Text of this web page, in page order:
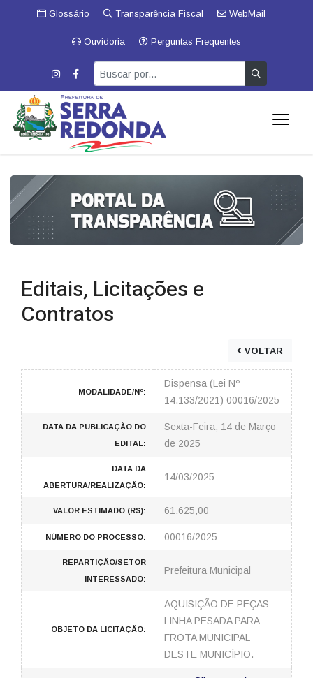
Glossário Transparência Fiscal WebMail
Ouvidoria Perguntas Frequentes
Editais, Licitações e
Contratos
VOLTAR
MODALIDADE/Nº:
Dispensa (Lei Nº
14.133/2021) 00016/2025
DATA DA PUBLICAÇÃO DO
EDITAL:
Sexta-Feira, 14 de Março
de 2025
DATA DA
ABERTURA/REALIZAÇÃO:
14/03/2025
VALOR ESTIMADO (R$): 61.625,00
NÚMERO DO PROCESSO: 00016/2025
REPARTIÇÃO/SETOR
INTERESSADO:
Prefeitura Municipal
OBJETO DA LICITAÇÃO:
AQUISIÇÃO DE PEÇAS
LINHA PESADA PARA
FROTA MUNICIPAL
DESTE MUNICÍPIO.